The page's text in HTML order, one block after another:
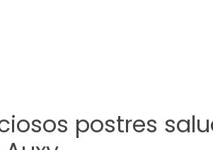
postres